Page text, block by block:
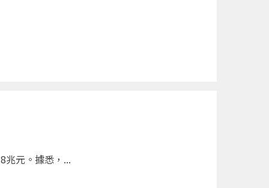
兆元。據悉，...